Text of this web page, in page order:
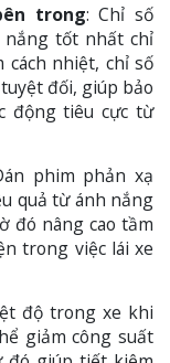
trong: Chỉ số
nắng tốt nhất chỉ
nhiệt, chỉ số
đối, giúp bảo
động tiêu cực từ
phim phản xạ
quả từ ánh nắng
đó nâng cao tầm
trong việc lái xe
độ trong xe khi
giảm công suất